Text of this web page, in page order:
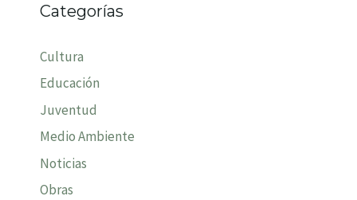
Categorías
Cultura
Educación
Juventud
Medio Ambiente
Noticias
Obras